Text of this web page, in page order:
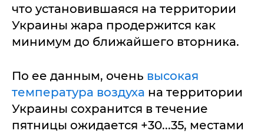
что установившаяся на территории
Украины жара продержится как
минимум до ближайшего вторника.
По ее данным, очень высокая
температура воздуха на территории
Украины сохранится в течение
пятницы ожидается +30...35, местами